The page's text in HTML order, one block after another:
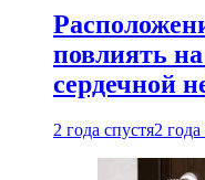
повлиять
сердечной
2 года спустя2 года